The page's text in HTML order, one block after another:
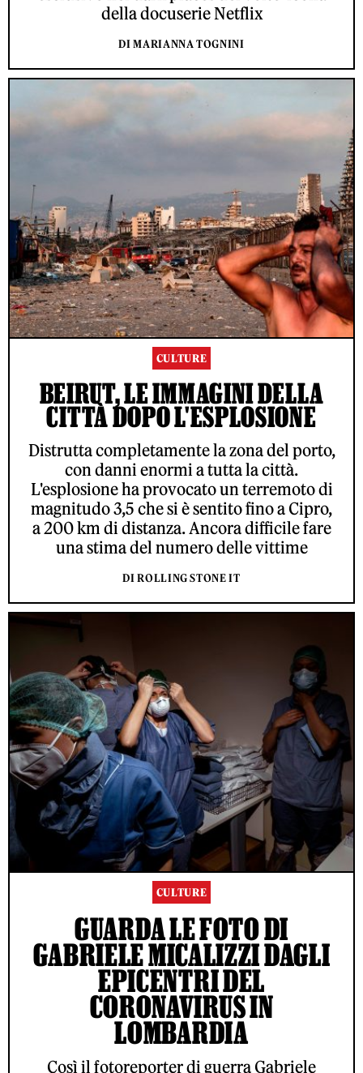
della docuserie Netflix
DI MARIANNA TOGNINI
CULTURE
BEIRUT, LE IMMAGINI DELLA
CITTÀ DOPO L'ESPLOSIONE
Distrutta completamente la zona del porto,
con danni enormi a tutta la città.
L'esplosione ha provocato un terremoto di
magnitudo 3,5 che si è sentito fino a Cipro,
a 200 km di distanza. Ancora difficile fare
una stima del numero delle vittime
DI ROLLING STONE IT
CULTURE
GUARDA LE FOTO DI
GABRIELE MICALIZZI DAGLI
EPICENTRI DEL
CORONAVIRUS IN
LOMBARDIA
Così il fotoreporter di guerra Gabriele